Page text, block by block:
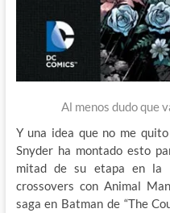
Al menos dudo que
Y una idea que no me
Snyder ha montado esto
mitad de su etapa en la
crossovers con Animal
saga en Batman de “The